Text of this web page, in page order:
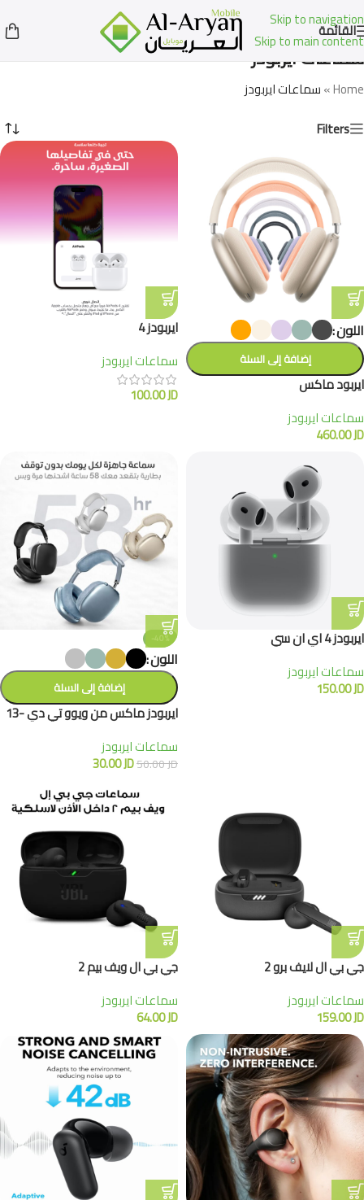
Skip to navigation
Skip to main content
القائمة
سماعات ايربودز
Home
»سماعات ايربودز
Filters
اللون
إضافة إلى السلة
ايربود ماكس
سماعات ايربودز
460.00JD
ايربودز 4
سماعات ايربودز
100.00JD
ايربودز 4 اي ان سي
سماعات ايربودز
150.00JD
-40%
اللون
إضافة إلى السلة
ايربودز ماكس من ويوو تي دي -13
سماعات ايربودز
50.00JD
30.00JD
جي بي ال لايف برو 2
سماعات ايربودز
159.00JD
جي بي ال ويف بيم 2
سماعات ايربودز
64.00JD